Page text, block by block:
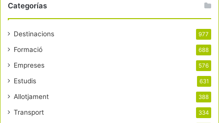
Categorías
Destinacions 977
Formació 688
Empreses 576
Estudis 631
Allotjament 388
Transport 334